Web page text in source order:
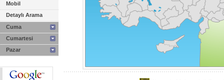
Mobil
Detaylı Arama
Cuma
Cumartesi
Pazar